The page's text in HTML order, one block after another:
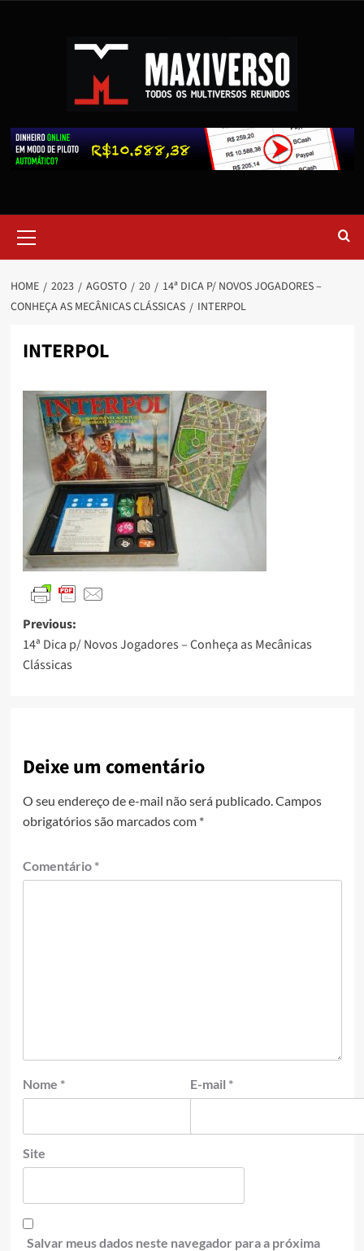
HOME 2023 AGOSTO 20
14ª DICA P/ NOVOS JOGADORES –
CONHEÇA AS MECÂNICAS CLÁSSICAS
INTERPOL
INTERPOL
Previous:
14ª Dica p/ Novos Jogadores – Conheça as Mecânicas
Clássicas
Deixe um comentário
O seu endereço de e-mail não será publicado. Campos
obrigatórios são marcados com *
Comentário *
Nome * E-mail *
Site
Salvar meus dados neste navegador para a próxima